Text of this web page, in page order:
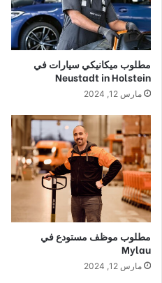
مطلوب ميكانيكي سيارات في
Neustadt in Holstein
مارس 12, 2024
مطلوب موظف مستودع في
Mylau
مارس 12, 2024